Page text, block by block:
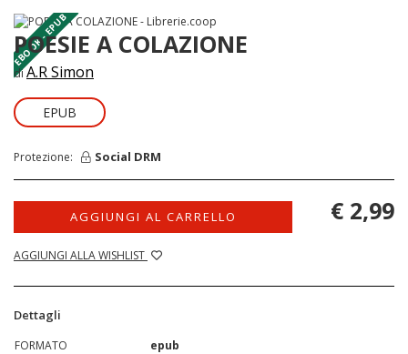
EBOOK - EPUB
POESIE A COLAZIONE
diA.R Simon
EPUB
Protezione: Social DRM
AGGIUNGI AL CARRELLO
AGGIUNGI ALLA WISHLIST
€ 2,99
Dettagli
FORMATO
epub